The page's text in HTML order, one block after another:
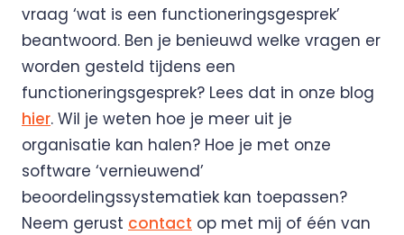
vraag ‘wat is een functioneringsgesprek’
beantwoord. Ben je benieuwd welke vragen er
worden gesteld tijdens een
functioneringsgesprek? Lees dat in onze blog
hier. Wil je weten hoe je meer uit je
organisatie kan halen? Hoe je met onze
software ‘vernieuwend’
beoordelingssystematiek kan toepassen?
Neem gerust contact op met mij of één van